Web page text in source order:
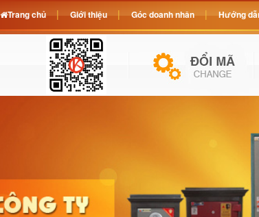
Trang chủ Giới thiệu Góc doanh nhân Hướng